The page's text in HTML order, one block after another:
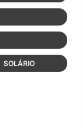
SOLÁRIO